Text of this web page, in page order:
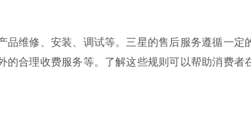
品维修、安装、调试等。三星的售后服务遵循一定
的合理收费服务等。了解这些规则可以帮助消费者